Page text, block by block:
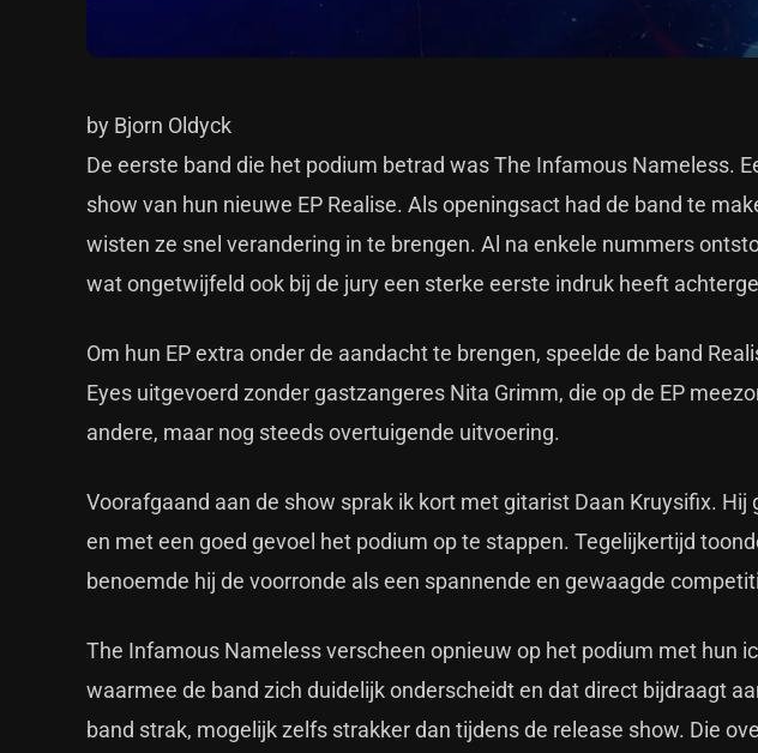
by Bjorn Oldyck
De eerste band die het podium betrad was The Infamous Nameless.
show van hun nieuwe EP Realise. Als openingsact had de band te
wisten ze snel verandering in te brengen. Al na enkele nummers
wat ongetwijfeld ook bij de jury een sterke eerste indruk heeft
Om hun EP extra onder de aandacht te brengen, speelde de band
Eyes uitgevoerd zonder gastzangeres Nita Grimm, die op de EP
andere, maar nog steeds overtuigende uitvoering.
Voorafgaand aan de show sprak ik kort met gitarist Daan Kruysifix.
en met een goed gevoel het podium op te stappen. Tegelijkertijd
benoemde hij de voorronde als een spannende en gewaagde
The Infamous Nameless verscheen opnieuw op het podium met hun
waarmee de band zich duidelijk onderscheidt en dat direct bijdraagt
band strak, mogelijk zelfs strakker dan tijdens de release show. Die